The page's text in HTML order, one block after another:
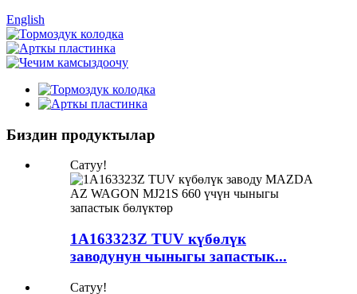
English
Биздин продуктылар
Сатуу!
1A163323Z TUV күбөлүк
заводунун чыныгы запастык...
Сатуу!